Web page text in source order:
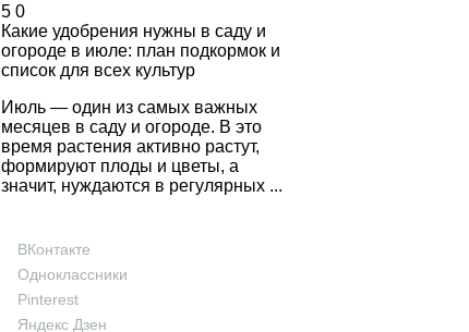
5 0
Какие удобрения нужны в саду и
огороде в июле: план подкормок и
список для всех культур
Июль — один из самых важных
месяцев в саду и огороде. В это
время растения активно растут,
формируют плоды и цветы, а
значит, нуждаются в регулярных ...
ВКонтакте
Одноклассники
Pinterest
Яндекс Дзен